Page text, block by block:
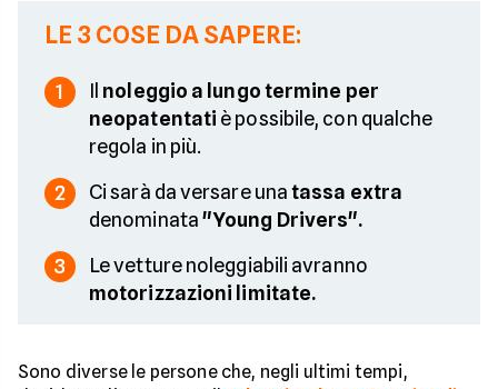
LE 3 COSE DA SAPERE:
1 Il noleggio a lungo termine per
neopatentati è possibile, con qualche
regola in più.
2 Ci sarà da versare unatassa extra
denominata"Young Drivers".
3
Le vetture noleggiabili avranno
motorizzazioni limitate.
Sono diverse le persone che, negli ultimi tempi,